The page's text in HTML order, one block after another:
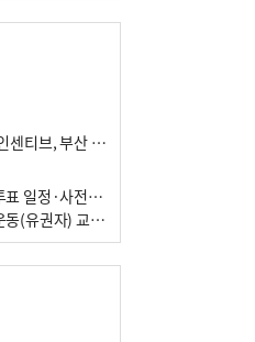
‘장수기업 세무조사 유예’ 파격 인센티브, 부산 유출 막을까
부산선관위 지선 Q&A ③ 사전투표 일정·사전투표함 보관
부산선관위 지선 Q&A ② 선거운동(유권자) 교육감투표용지